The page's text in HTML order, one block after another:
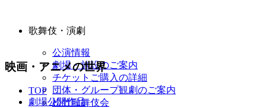
歌舞伎・演劇
公演情報
劇場・施設のご案内
チケットご購入の詳細
団体・グループ観劇のご案内
松竹歌舞伎会
映画・アニメの世界
TOP
劇場公開作品